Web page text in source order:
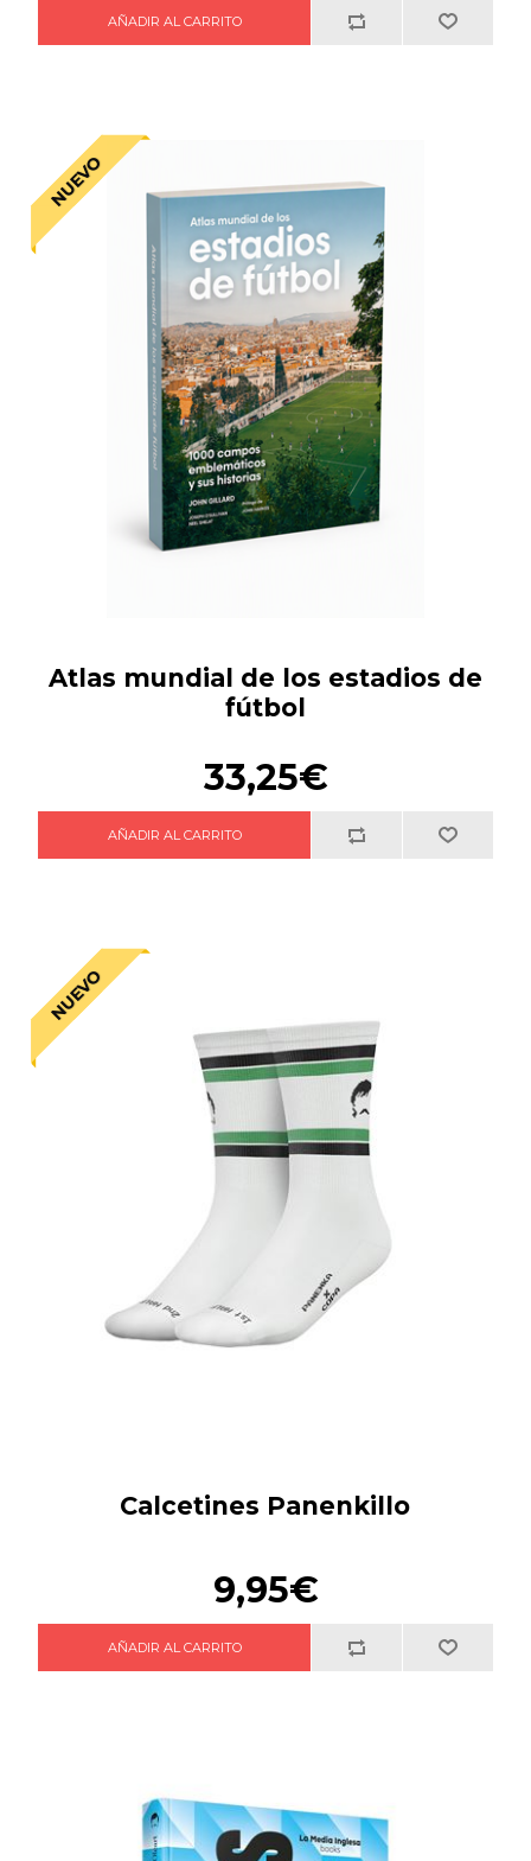
NUEVO
Atlas mundial de los estadios de
fútbol
33,25€
NUEVO
Calcetines Panenkillo
9,95€